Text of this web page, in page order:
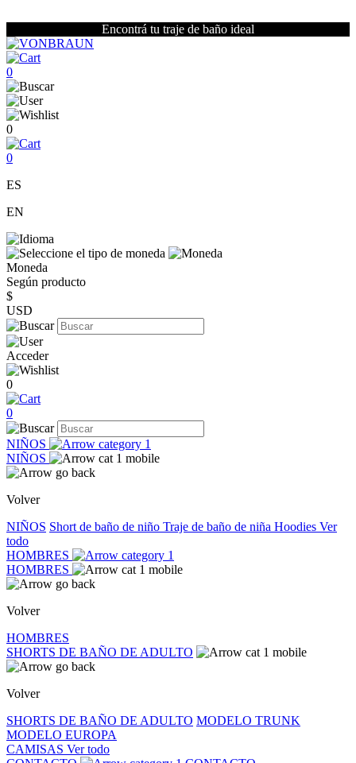
Encontrá tu traje de baño ideal
0
0
0
ES
EN
Moneda
Según producto
$
USD
Acceder
0
0
NIÑOS
NIÑOS
Volver
NIÑOS Short de baño de niño Traje de baño de niña Hoodies Ver
todo
HOMBRES
HOMBRES
Volver
HOMBRES
SHORTS DE BAÑO DE ADULTO
Volver
SHORTS DE BAÑO DE ADULTO MODELO TRUNK
MODELO EUROPA
CAMISAS Ver todo